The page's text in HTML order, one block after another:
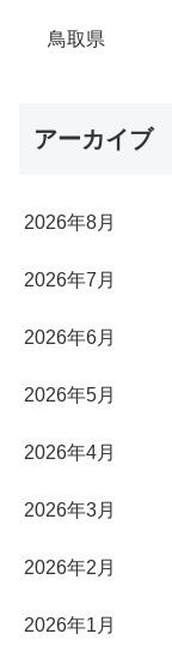
鳥取県
アーカイブ
2026年8月
2026年7月
2026年6月
2026年5月
2026年4月
2026年3月
2026年2月
2026年1月